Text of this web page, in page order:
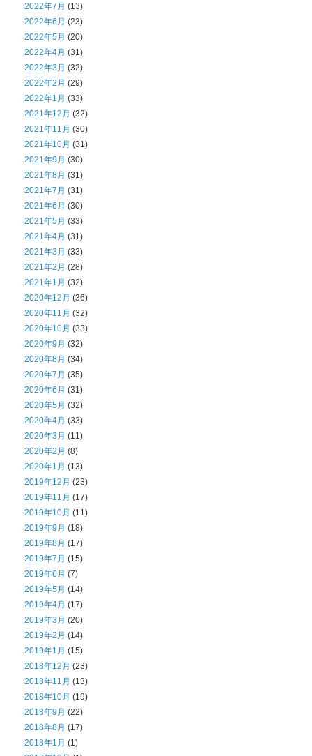
2022年7月 (13)
2022年6月 (23)
2022年5月 (20)
2022年4月 (31)
2022年3月 (32)
2022年2月 (29)
2022年1月 (33)
2021年12月 (32)
2021年11月 (30)
2021年10月 (31)
2021年9月 (30)
2021年8月 (31)
2021年7月 (31)
2021年6月 (30)
2021年5月 (33)
2021年4月 (31)
2021年3月 (33)
2021年2月 (28)
2021年1月 (32)
2020年12月 (36)
2020年11月 (32)
2020年10月 (33)
2020年9月 (32)
2020年8月 (34)
2020年7月 (35)
2020年6月 (31)
2020年5月 (32)
2020年4月 (33)
2020年3月 (11)
2020年2月 (8)
2020年1月 (13)
2019年12月 (23)
2019年11月 (17)
2019年10月 (11)
2019年9月 (18)
2019年8月 (17)
2019年7月 (15)
2019年6月 (7)
2019年5月 (14)
2019年4月 (17)
2019年3月 (20)
2019年2月 (14)
2019年1月 (15)
2018年12月 (23)
2018年11月 (13)
2018年10月 (19)
2018年9月 (22)
2018年8月 (17)
2018年1月 (1)